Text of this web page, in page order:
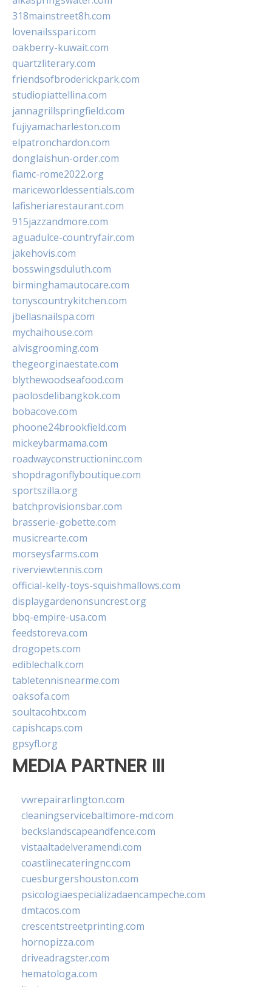
318mainstreet8h.com
lovenailsspari.com
oakberry-kuwait.com
quartzliterary.com
friendsofbroderickpark.com
studiopiattellina.com
jannagrillspringfield.com
fujiyamacharleston.com
elpatronchardon.com
donglaishun-order.com
fiamc-rome2022.org
mariceworldessentials.com
lafisheriarestaurant.com
915jazzandmore.com
aguadulce-countryfair.com
jakehovis.com
bosswingsduluth.com
birminghamautocare.com
tonyscountrykitchen.com
jbellasnailspa.com
mychaihouse.com
alvisgrooming.com
thegeorginaestate.com
blythewoodseafood.com
paolosdelibangkok.com
bobacove.com
phoone24brookfield.com
mickeybarmama.com
roadwayconstructioninc.com
shopdragonflyboutique.com
sportszilla.org
batchprovisionsbar.com
brasserie-gobette.com
musicrearte.com
morseysfarms.com
riverviewtennis.com
official-kelly-toys-squishmallows.com
displaygardenonsuncrest.org
bbq-empire-usa.com
feedstoreva.com
drogopets.com
ediblechalk.com
tabletennisnearme.com
oaksofa.com
soultacohtx.com
capishcaps.com
gpsyfl.org
MEDIA PARTNER III
vwrepairarlington.com
cleaningservicebaltimore-md.com
beckslandscapeandfence.com
vistaaltadelveramendi.com
coastlinecateringnc.com
cuesburgershouston.com
psicologiaespecializadaencampeche.com
dmtacos.com
crescentstreetprinting.com
hornopizza.com
driveadragster.com
hematologa.com